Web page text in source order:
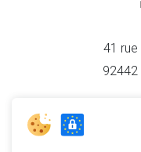
41 rue
92442